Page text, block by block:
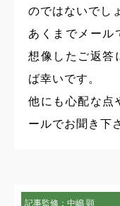
のではないでし
あくまでメール
想像したご返答
ば幸いです。
他にも心配な点
ールでお聞き下
記事監修：中嶋 顕